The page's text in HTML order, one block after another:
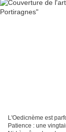
L'Oedicnème est
Patience : une